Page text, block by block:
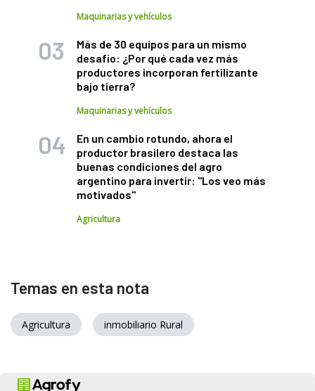
Maquinarias y vehículos
Más de 30 equipos para un mismo
desafío: ¿Por qué cada vez más
productores incorporan fertilizante
bajo tierra?
Maquinarias y vehículos
En un cambio rotundo, ahora el
productor brasilero destaca las
buenas condiciones del agro
argentino para invertir: "Los veo más
motivados"
Agricultura
Temas en esta nota
Agricultura inmobiliario Rural